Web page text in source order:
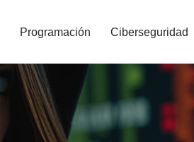
Programación Ciberseguridad